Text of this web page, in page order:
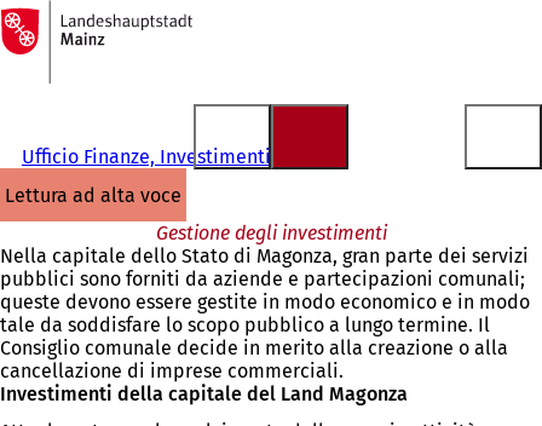
Vai al contenuto
Alla
pagina
iniziale
Ufficio Finanze, Investimenti e Sport
lettura ad alta voce
Gestione degli investimenti
Nella capitale dello Stato di Magonza, gran parte dei servizi
pubblici sono forniti da aziende e partecipazioni comunali;
queste devono essere gestite in modo economico e in modo
tale da soddisfare lo scopo pubblico a lungo termine. Il
Consiglio comunale decide in merito alla creazione o alla
cancellazione di imprese commerciali.
Investimenti della capitale del Land Magonza